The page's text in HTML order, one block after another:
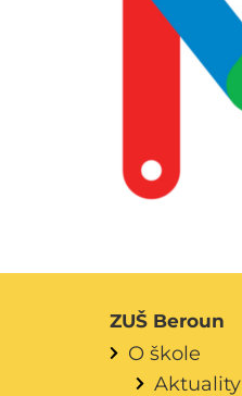
ZUŠ Beroun
O škole
Aktuality